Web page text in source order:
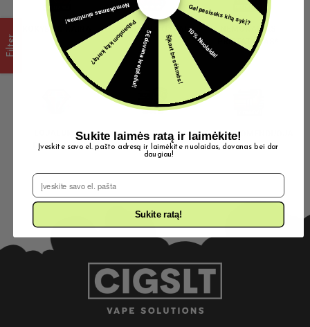
Filter
KOKYBĖ & KAINA PAGALBA GYVAI
NEMOKAMAS
PRISTATYMAS*
LOJALUMO
PROGRAMA
SKUBUS PRISTATYMAS 9/10 REKOMENDUOJA
Gal pasiseks kitą sykį?
10% Nuolaida!
Šįkart be sėkmės!
5€ dovana krepšeliui!
Pabandom kitą kartą?
Nemokamas siuntimas!
Sukite laimės ratą ir laimėkite!
Įveskite savo el. pašto adresą ir laimėkite nuolaidas, dovanas bei dar
daugiau!
El. Pašto adresas
Sukite ratą!